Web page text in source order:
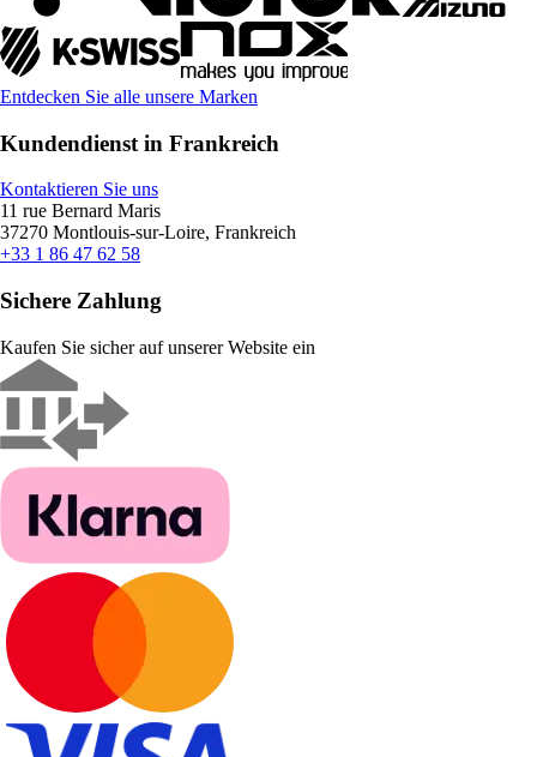
Entdecken Sie alle unsere Marken
Kundendienst in Frankreich
Kontaktieren Sie uns
11 rue Bernard Maris
37270 Montlouis-sur-Loire, Frankreich
+33 1 86 47 62 58
Sichere Zahlung
Kaufen Sie sicher auf unserer Website ein